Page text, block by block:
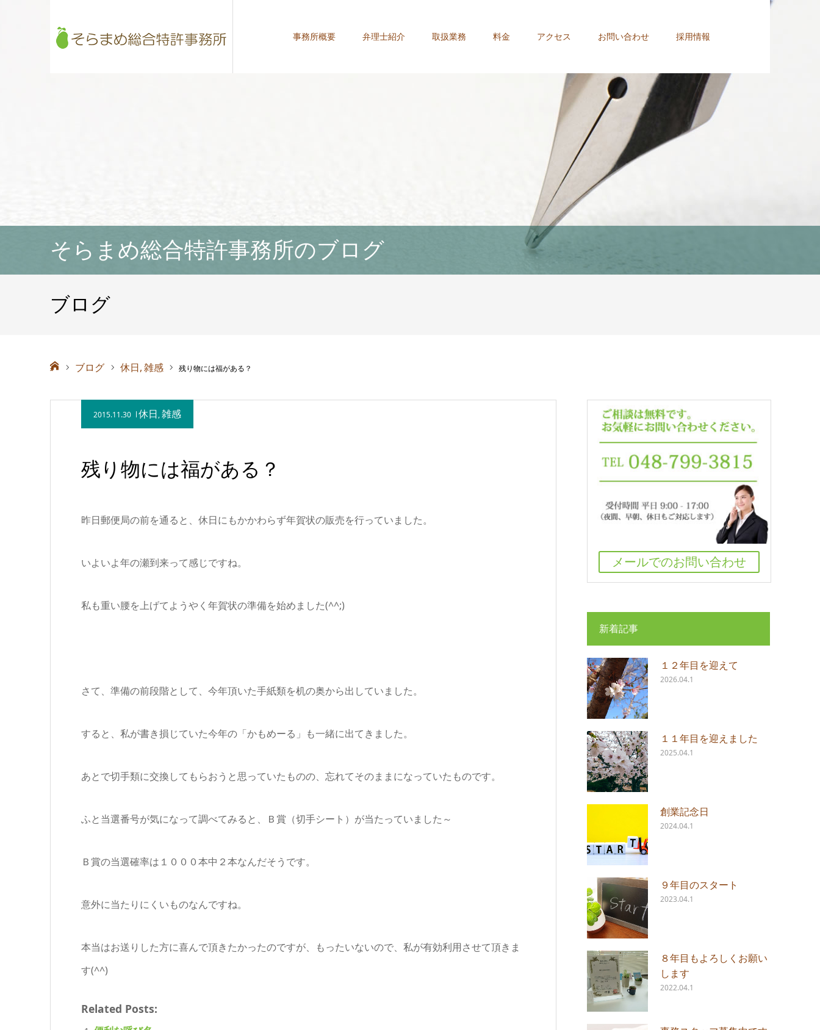
事務所概要 弁理士紹介 取扱業務 料金 アクセス お問い合わせ 採用情報
そらまめ総合特許事務所のブログ
ブログ
ホーム ブログ 休日 雑感 残り物には福がある？
2015.11.30 休日,雑感
残り物には福がある？
昨日郵便局の前を通ると、休日にもかかわらず年賀状の販売を行っていました。
いよいよ年の瀬到来って感じですね。
私も重い腰を上げてようやく年賀状の準備を始めました(^^;)
さて、準備の前段階として、今年頂いた手紙類を机の奥から出していました。
すると、私が書き損じていた今年の「かもめーる」も一緒に出てきました。
あとで切手類に交換してもらおうと思っていたものの、忘れてそのままになっていたものです。
ふと当選番号が気になって調べてみると、Ｂ賞（切手シート）が当たっていました～
Ｂ賞の当選確率は１０００本中２本なんだそうです。
意外に当たりにくいものなんですね。
本当はお送りした方に喜んで頂きたかったのですが、もったいないので、私が有効利用させて頂きま
す(^^)
Related Posts:
メールでのお問い合わせ
新着記事
１２年目を迎えて
2026.04.1
１１年目を迎えました
2025.04.1
創業記念日
2024.04.1
９年目のスタート
2023.04.1
８年目もよろしくお願い
します
2022.04.1